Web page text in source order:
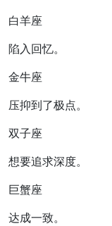
白羊座
陷入回忆。
金牛座
压抑到了极点。
双子座
想要追求深度。
巨蟹座
达成一致。